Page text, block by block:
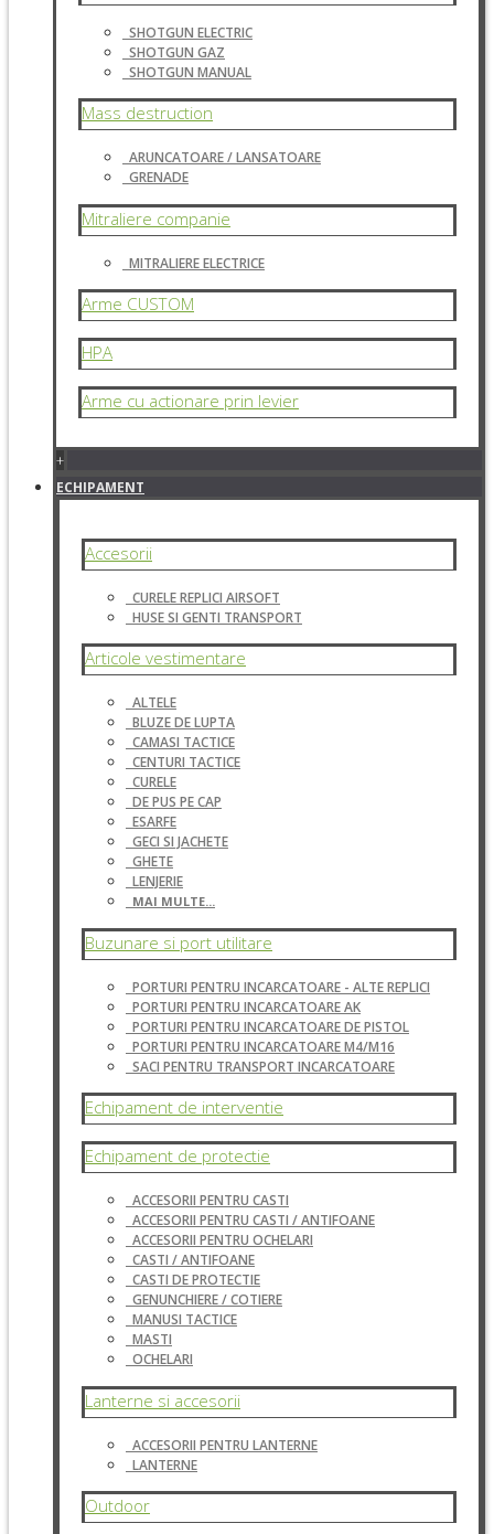
SHOTGUN ELECTRIC
SHOTGUN GAZ
SHOTGUN MANUAL
Mass destruction
ARUNCATOARE / LANSATOARE
GRENADE
Mitraliere companie
MITRALIERE ELECTRICE
Arme CUSTOM
HPA
Arme cu actionare prin levier
+
ECHIPAMENT
Accesorii
CURELE REPLICI AIRSOFT
HUSE SI GENTI TRANSPORT
Articole vestimentare
ALTELE
BLUZE DE LUPTA
CAMASI TACTICE
CENTURI TACTICE
CURELE
DE PUS PE CAP
ESARFE
GECI SI JACHETE
GHETE
LENJERIE
MAI MULTE...
Buzunare si port utilitare
PORTURI PENTRU INCARCATOARE - ALTE REPLICI
PORTURI PENTRU INCARCATOARE AK
PORTURI PENTRU INCARCATOARE DE PISTOL
PORTURI PENTRU INCARCATOARE M4/M16
SACI PENTRU TRANSPORT INCARCATOARE
Echipament de interventie
Echipament de protectie
ACCESORII PENTRU CASTI
ACCESORII PENTRU CASTI / ANTIFOANE
ACCESORII PENTRU OCHELARI
CASTI / ANTIFOANE
CASTI DE PROTECTIE
GENUNCHIERE / COTIERE
MANUSI TACTICE
MASTI
OCHELARI
Lanterne si accesorii
ACCESORII PENTRU LANTERNE
LANTERNE
Outdoor